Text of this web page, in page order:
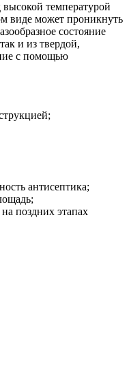
температурой
виде может проникнуть
состояние
и из твердой,
с помощью
антисептика;
поздних этапах